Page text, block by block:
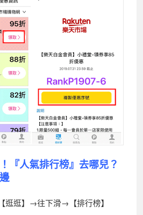
『人氣排行榜』去哪兒？
逛逛】→往下滑→【排行榜】